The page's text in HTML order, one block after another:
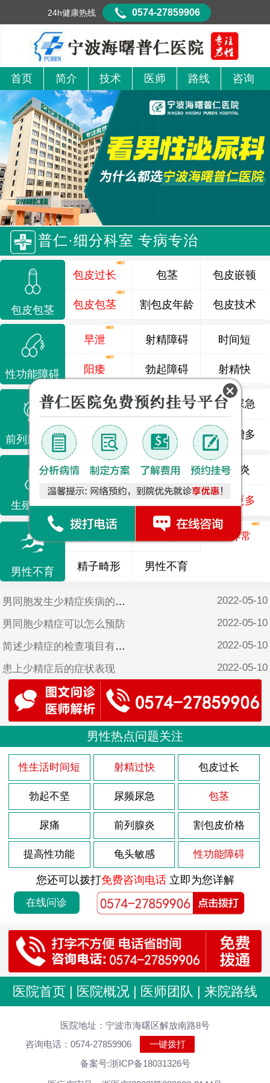
首页 简介 技术 医师 路线 咨询
普仁·细分科室 专病专治
包皮包茎
包皮过长
包皮包茎
包茎
割包皮年龄
包皮嵌顿
包皮技术
性功能障碍
早泄
阳痿
射精障碍
勃起障碍
时间短
射精快
前列腺疾病
前列腺炎 前列腺痛 尿频尿急
前列腺增生 排尿不畅 夜尿增多
生殖感染
龟头炎 睾丸炎 尿道炎
了解更多
男性不育
弱精 精液异常
精子畸形 男性不育
男同胞发生少精症疾病的原因 2022-05-10
男同胞少精症可以怎么预防 2022-05-10
简述少精症的检查项目有哪些 2022-05-10
患上少精症后的症状表现 2022-05-10
导致少精症的原因有哪些呢
男人前列腺痛是什么原因引起的 2022-05-10
患上前列腺痛会有哪些不适症状
前列腺痛的症状表现有什么 2022-05-10
导致男性前列腺痛有哪些坏习惯 2022-05-10
导致男人患上前列腺痛的原因 2022-05-10
包皮过长的表现有哪些？ 2022-05-10
包皮过长不割有哪些害处？ 2022-05-10
包皮过长不割会有哪些不良影响 2022-05-10
包皮过长病因到底有哪些 2022-05-10
包皮过长并发症有哪些呢 2022-05-10
包皮龟头炎有哪几种常见的危害 2022-05-10
包皮龟头炎如何预防呢 2022-05-10
包皮龟头炎的发病原因是什么
包皮龟头炎的常见类型有哪些
患上阳痿要注意的事项
得了阳痿会有哪些症状出现
男性热点问题关注
性生活时间短 射精过快 包皮过长
勃起不坚 尿频尿急 包茎
尿痛 前列腺炎 割包皮价格
提高性功能 龟头敏感 性功能障碍
您还可以拨打免费咨询电话立即为您详解
在线问诊
医院首页 | 医院概况 | 医师团队 | 来院路线
医院地址：宁波市海曙区解放南路8号
咨询电话：0574-27859906
一键拨打
备案号:浙ICP备18031326号
24h健康热线 0574-27859906